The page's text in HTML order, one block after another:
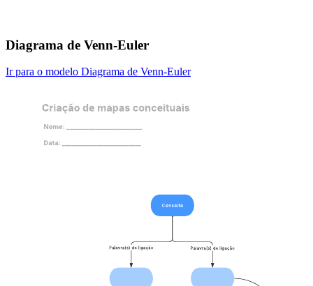
Diagrama de Venn-Euler
Ir para o modelo Diagrama de Venn-Euler